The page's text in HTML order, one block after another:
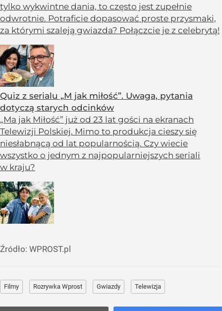
tylko wykwintne dania, to często jest zupełnie
odwrotnie. Potraficie dopasować proste przysmaki,
za którymi szaleją gwiazda? Połączcie je z celebrytą!
Quiz z serialu „M jak miłość”. Uwaga, pytania
dotyczą starych odcinków
„Ma jak Miłość” już od 23 lat gości na ekranach
Telewizji Polskiej. Mimo to produkcja cieszy się
niesłabnącą od lat popularnością. Czy wiecie
wszystko o jednym z najpopularniejszych seriali
w kraju?
Źródło: WPROST.pl
Filmy Rozrywka Wprost Gwiazdy Telewizja